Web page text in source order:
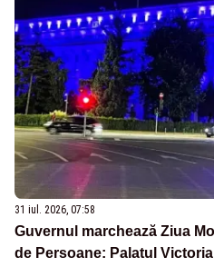
31 iul. 2026, 07:58
Guvernul marchează Ziua
de Persoane: Palatul